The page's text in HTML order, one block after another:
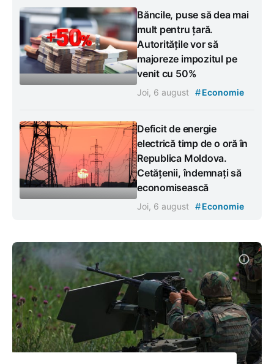
Băncile, puse să dea mai
mult pentru țară.
Autoritățile vor să
majoreze impozitul pe
venit cu 50%
Joi, 6 august #Economie
Deficit de energie
electrică timp de o oră în
Republica Moldova.
Cetățenii, îndemnați să
economisească
Joi, 6 august #Economie